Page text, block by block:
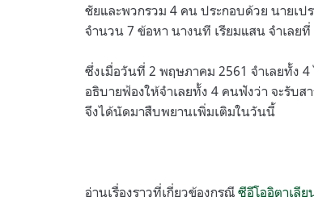
ชัยและพวกรวม 4 คน ประกอบด้วย นายเป
จำนวน 7 ข้อหา นางนที เรียมแสน จำเลย
ซึ่งเมื่อวันที่ 2 พฤษภาคม 2561 จำเลยทั้ง
อธิบายฟ้องให้จำเลยทั้ง 4 คนฟังว่า จะรับ
จึงได้นัดมาสืบพยานเพิ่มเติมในวันนี้
อ่านเรื่องราวที่เกี่ยวข้องกรณี ซีอีโออิตาเลี